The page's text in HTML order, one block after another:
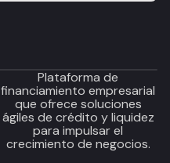
Plataforma de
financiamiento empresarial
que ofrece soluciones
ágiles de crédito y liquidez
para impulsar el
crecimiento de negocios.